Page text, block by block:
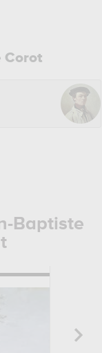
Corot
Baptiste